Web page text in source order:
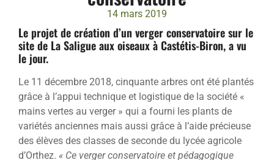
14 mars 2019
Le projet de création d’un verger conservatoire sur le
site de La Saligue aux oiseaux à Castétis-Biron, a vu
le jour.
Le 11 décembre 2018, cinquante arbres ont été plantés
grâce à l’appui technique et logistique de la société «
mains vertes au verger » qui a fourni les plants de
variétés anciennes mais aussi grâce à l’aide précieuse
des élèves des classes de seconde du lycée agricole
d’Orthez. « Ce verger conservatoire et pédagogique